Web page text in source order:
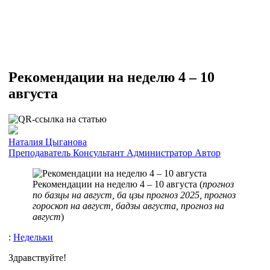
Рекомендации на неделю 4 – 10
августа
Наталия Цыганова
Преподаватель Консультант Администратор Автор
Рекомендации на неделю 4 – 10 августа (прогноз
по базцы на август, ба цзы прогноз 2025, прогноз
гороскоп на август, бадзы августа, прогноз на
август)
: Недельки
Здравствуйте!